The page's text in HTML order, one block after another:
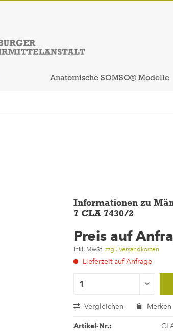
Anatomische SOMSO® Modelle
Informationen zu
7 CLA 7430/2
Preis auf
inkl. MwSt. zzgl. Versandkosten
Lieferzeit auf Anfrage
Vergleichen Merken
Artikel-Nr.: